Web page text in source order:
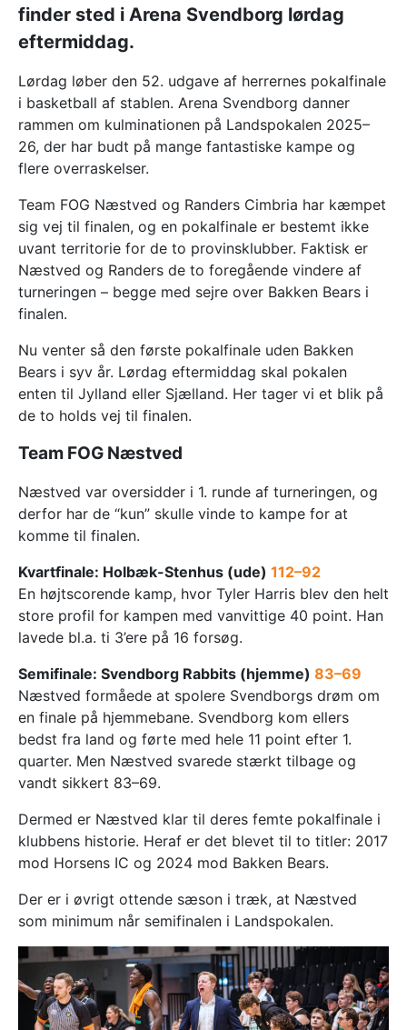
finder sted i Arena Svendborg lørdag
eftermiddag.
Lørdag løber den 52. udgave af herrernes pokalfinale
i basketball af stablen. Arena Svendborg danner
rammen om kulminationen på Landspokalen 2025–
26, der har budt på mange fantastiske kampe og
flere overraskelser.
Team FOG Næstved og Randers Cimbria har kæmpet
sig vej til finalen, og en pokalfinale er bestemt ikke
uvant territorie for de to provinsklubber. Faktisk er
Næstved og Randers de to foregående vindere af
turneringen – begge med sejre over Bakken Bears i
finalen.
Nu venter så den første pokalfinale uden Bakken
Bears i syv år. Lørdag eftermiddag skal pokalen
enten til Jylland eller Sjælland. Her tager vi et blik på
de to holds vej til finalen.
Team FOG Næstved
Næstved var oversidder i 1. runde af turneringen, og
derfor har de “kun” skulle vinde to kampe for at
komme til finalen.
Kvartfinale: Holbæk-Stenhus (ude) 112–92
En højtscorende kamp, hvor Tyler Harris blev den helt
store profil for kampen med vanvittige 40 point. Han
lavede bl.a. ti 3’ere på 16 forsøg.
Semifinale: Svendborg Rabbits (hjemme) 83–69
Næstved formåede at spolere Svendborgs drøm om
en finale på hjemmebane. Svendborg kom ellers
bedst fra land og førte med hele 11 point efter 1.
quarter. Men Næstved svarede stærkt tilbage og
vandt sikkert 83–69.
Dermed er Næstved klar til deres femte pokalfinale i
klubbens historie. Heraf er det blevet til to titler: 2017
mod Horsens IC og 2024 mod Bakken Bears.
Der er i øvrigt ottende sæson i træk, at Næstved
som minimum når semifinalen i Landspokalen.